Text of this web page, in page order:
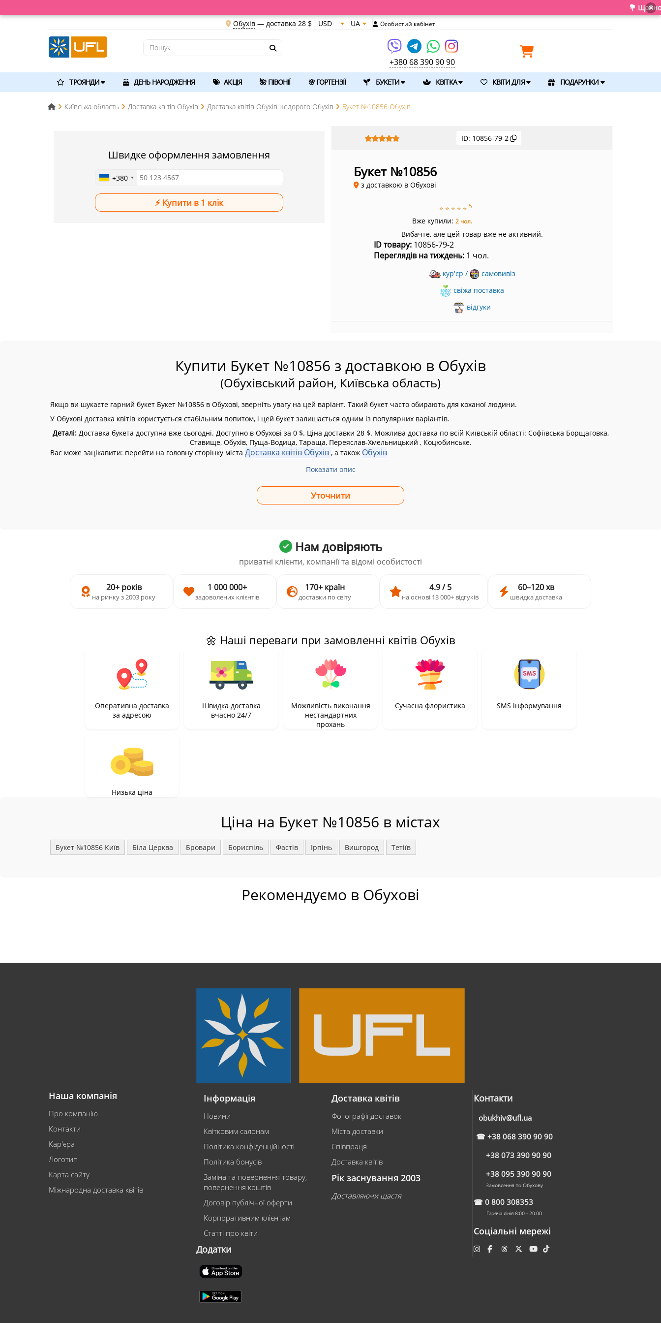
💐 Щойно отримали×
Обухів — доставка 28 $ USD UA Особистий кабінет
+380 68 390 90 90
ТРОЯНДИ ДЕНЬ НАРОДЖЕННЯ АКЦІЯ 🌺 ПІВОНІЇ 🌸 ГОРТЕНЗІЇ БУКЕТИ КВІТКА КВІТИ ДЛЯ ПОДАРУНКИ
Київська область Доставка квітів Обухів Доставка квітів Обухів недорого Обухів Букет №10856 Обухів
Швидке оформлення замовлення
+380
ID: 10856-79-2
Букет №10856
з доставкою в Обухові
⭐ ⭐ ⭐ ⭐ ⭐ 5
Вже купили: 2 чол.
Вибачте, але цей товар вже не активний.
ID товару: 10856-79-2
Переглядів на тиждень:1 чол.
кур'єр /
самовивіз
свіжа поставка
відгуки
Купити Букет №10856 з доставкою в Обухів
(Обухівський район, Київська область)
Якщо ви шукаєте гарний букет Букет №10856 в Обухові, зверніть увагу на цей варіант. Такий букет часто обирають для коханої людини.
У Обухові доставка квітів користується стабільним попитом, і цей букет залишається одним із популярних варіантів.
Деталі:Доставка букета доступна вже сьогодні. Доступно в Обухові за 0 $. Ціна доставки 28 $. Можлива доставка по всій Київській області: Софіївська Борщаговка,
Ставище, Обухів, Пуща-Водица, Тараща, Переяслав-Хмельницький , Коцюбинське.
Вас може зацікавити: перейти на головну сторінку міста Доставка квітів Обухів , а також Обухів
Показати опис
Нам довіряють
приватні клієнти, компанії та відомі особистості
20+ років
на ринку з 2003 року
1 000 000+
задоволених клієнтів
170+ країн
доставки по світу
4.9 / 5
на основі 13 000+ відгуків
60–120 хв
швидка доставка
🌼 Наші переваги при замовленні квітів Обухів
Оперативна доставка
за адресою
Швидка доставка
вчасно 24/7
Можливість виконання
нестандартних
прохань
Сучасна флористика SMS інформування
Низька ціна
Ціна на Букет №10856 в містах
Букет №10856 Київ Біла Церква Бровари Бориспіль Фастів Ірпінь Вишгород Тетіїв
Рекомендуємо в Обухові
Наша компанія
Про компанію
Контакти
Кар'єра
Логотип
Карта сайту
Міжнародна доставка квітів
Інформація
Новини
Квітковим салонам
Політика конфіденційності
Політика бонусів
Заміна та повернення товару,
повернення коштів
Договір публічної оферти
Корпоративним клієнтам
Статті про квіти
Додатки
Доставка квітів
Фотографії доставок
Міста доставки
Співпраця
Доставка квітів
Рік заснування 2003
Доставляючи щастя
Контакти
obukhiv@ufl.ua
☎ +38 068 390 90 90
+38 073 390 90 90
+38 095 390 90 90
Замовлення по Обухову
☎ 0 800 308353
Гаряча лінія 8:00 - 20:00
Соціальні мережі